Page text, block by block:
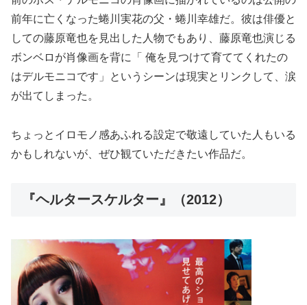
前年に亡くなった蜷川実花の父・蜷川幸雄だ。彼は俳優と
しての藤原竜也を見出した人物でもあり、藤原竜也演じる
ボンベロが肖像画を背に「 俺を見つけて育ててくれたの
はデルモニコです」というシーンは現実とリンクして、涙
が出てしまった。
ちょっとイロモノ感あふれる設定で敬遠していた人もいる
かもしれないが、ぜひ観ていただきたい作品だ。
『ヘルタースケルター』（2012）